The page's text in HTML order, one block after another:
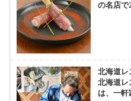
の名店で
北海道レ
北海道レ
は、一軒